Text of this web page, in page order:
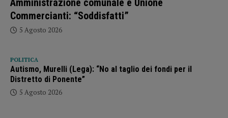
Amministrazione comunale e Unione
Commercianti: “Soddisfatti”
5 Agosto 2026
POLITICA
Autismo, Murelli (Lega): “No al taglio dei fondi per il
Distretto di Ponente”
5 Agosto 2026